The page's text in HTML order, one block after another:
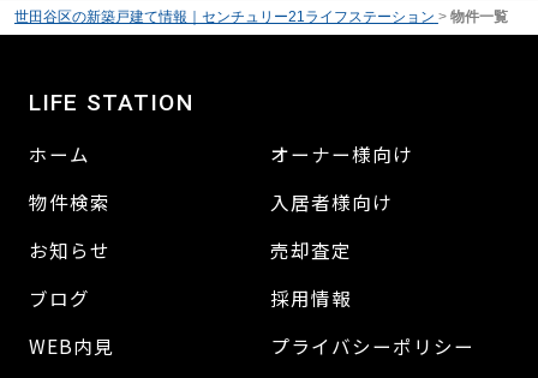
世田谷区の新築戸建て情報｜センチュリー21ライフステーション > 物件一覧
LIFE STATION
ホーム
物件検索
お知らせ
ブログ
WEB内見
オーナー様向け
入居者様向け
売却査定
採用情報
プライバシーポリシー